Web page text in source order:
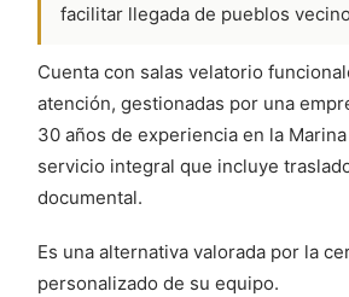
facilitar llegada de pueblos
Cuenta con salas velatorio
atención, gestionadas por una
30 años de experiencia en la
servicio integral que incluye
documental.
Es una alternativa valorada por la
personalizado de su equipo.